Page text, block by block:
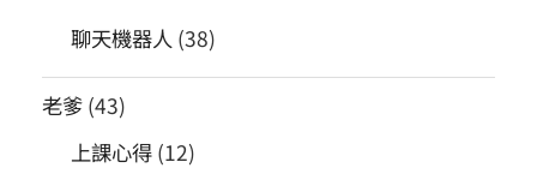
聊天機器人 (38)
老爹(43)
上課心得(12)